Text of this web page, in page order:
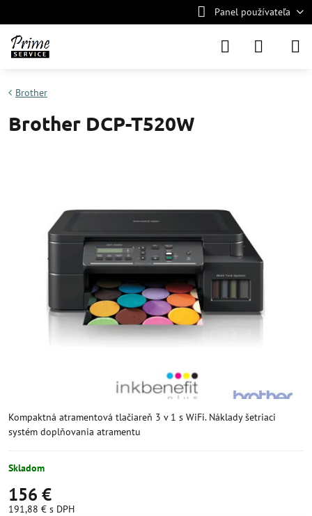
Panel používateľa
Brother
Brother DCP-T520W
Kompaktná atramentová tlačiareň 3 v 1 s WiFi. Náklady šetriaci
systém doplňovania atramentu
Skladom
156 €
191,88 € s DPH